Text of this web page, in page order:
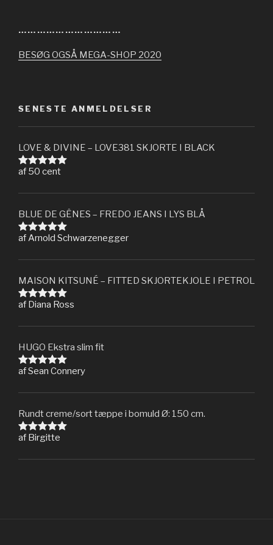
……………………………
BESØG OGSÅ MEGA-SHOP 2020
SENESTE ANMELDELSER
LOVE & DIVINE – LOVE381 SKJORTE I BLACK
Vurderet5
af 50 cent
BLUE DE GÊNES – FREDO JEANS I LYS BLÅ
Vurderet5
af Arnold Schwarzenegger
MAISON KITSUNÉ – FITTED SKJORTEKJOLE I PETROL
Vurderet 5
af Diana Ross
HUGO Ekstra slim fit
Vurderet5
af Sean Connery
Rundt creme/sort tæppe i bomuld Ø: 150 cm.
Vurderet5
af Birgitte